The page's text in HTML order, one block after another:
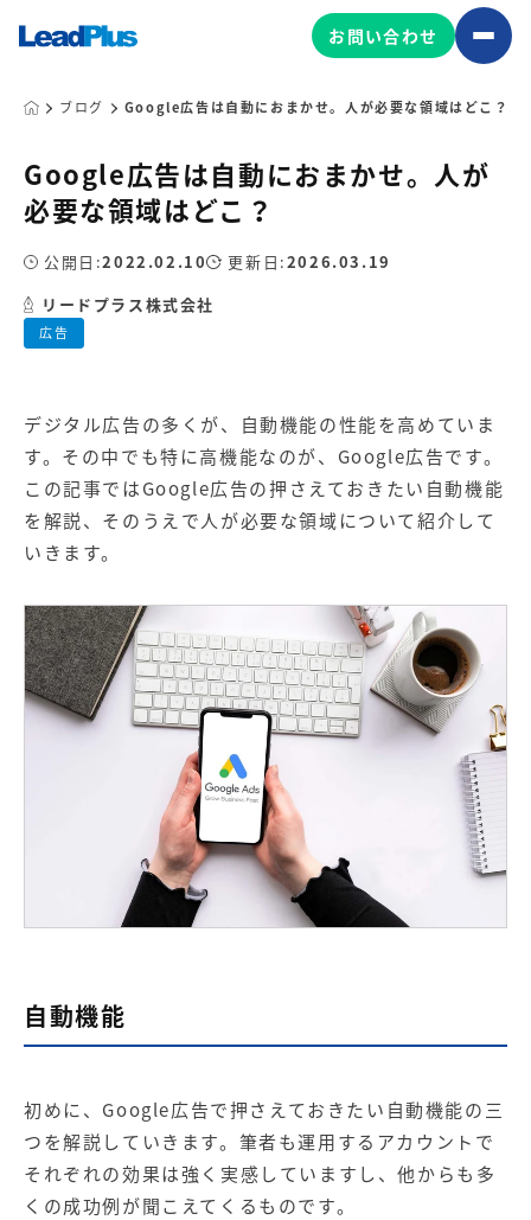
広告プロモーション
MA/CRM/SFA導入・運用
Web制作
マーケティングコンサルティング
Leadplus One
ボード
マーケティングサービスの製品
【店舗型ビジネス向け】エリ
ア
【金融機関向け】マーケティ
【IT企業向け】マーケティン
グ
サービス
SNSアカウント運用代行サー
ビス（LINE）
広告プロモーションの製品
【クリニック向け】新規集患
Web広告サービス
【歯科業界向け】新規集患
Web広告パッケージ
【塾・個別塾業界向け】新規
集客Web広告パッケージ
サイトアクセス増加パッケー
ジ
Web制作の製品
お問い合わせ
ブログ Google広告は自動におまかせ。人が必要な領域はどこ？
Google広告は自動におまかせ。人が
必要な領域はどこ？
広告
公開日:2022.02.10 更新日:2026.03.19
リードプラス株式会社
デジタル広告の多くが、自動機能の性能を高めていま
す。その中でも特に高機能なのが、Google広告です。
この記事ではGoogle広告の押さえておきたい自動機能
を解説、そのうえで人が必要な領域について紹介して
いきます。
自動機能
初めに、Google広告で押さえておきたい自動機能の三
つを解説していきます。筆者も運用するアカウントで
それぞれの効果は強く実感していますし、他からも多
くの成功例が聞こえてくるものです。